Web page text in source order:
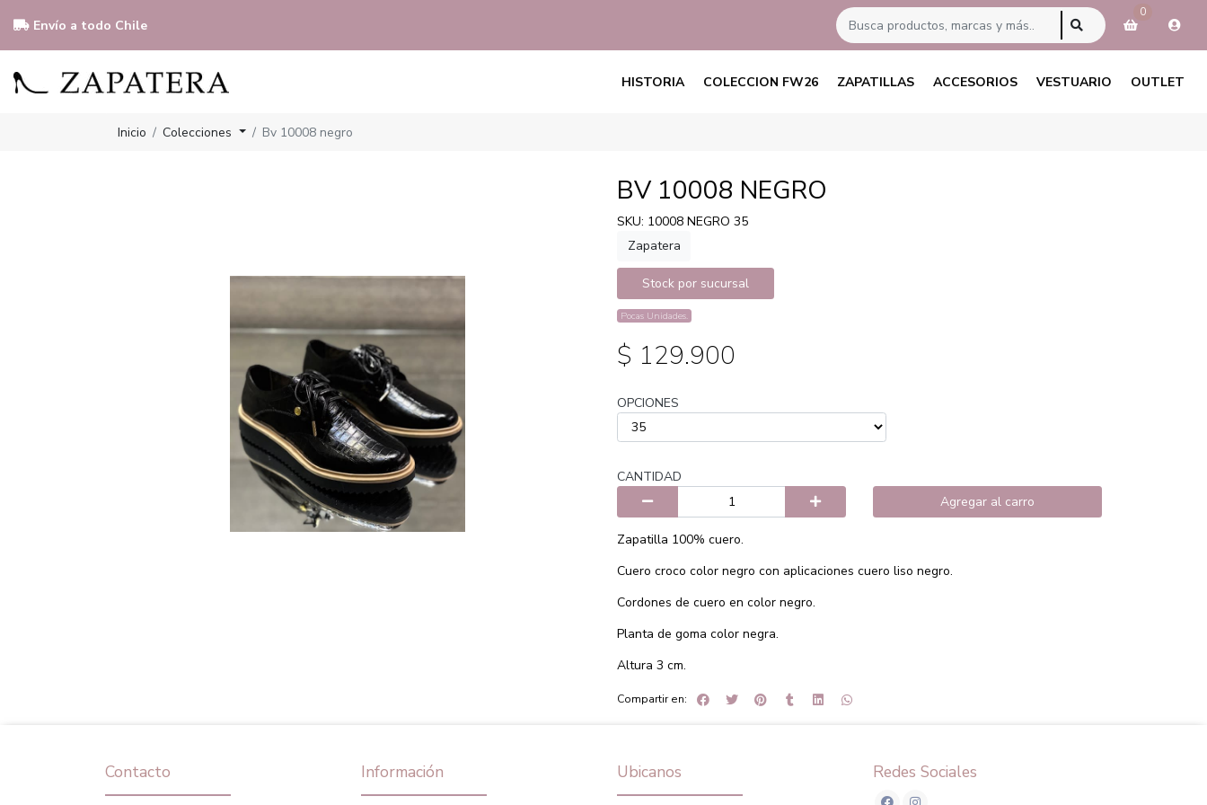
Envío a todo Chile
0
HISTORIA COLECCION FW26 ZAPATILLAS ACCESORIOS VESTUARIO OUTLET
Inicio Colecciones Bv 10008 negro
BV 10008 NEGRO
SKU: 10008 NEGRO 35
Zapatera
Stock por sucursal
Pocas Unidades.
$ 129.900
OPCIONES
CANTIDAD
Agregar al carro
Zapatilla 100% cuero.
Cuero croco color negro con aplicaciones cuero liso negro.
Cordones de cuero en color negro.
Planta de goma color negra.
Altura 3 cm.
Compartir en:
Contacto Información Ubicanos Redes Sociales